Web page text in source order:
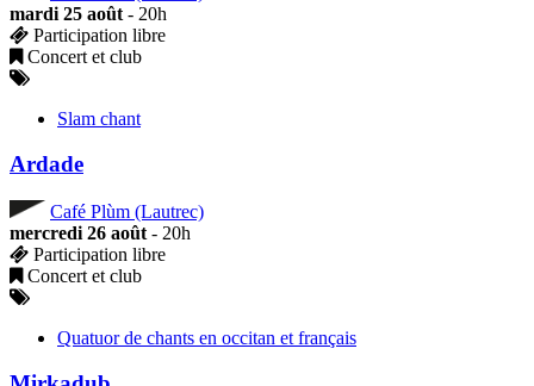
mardi 25 août - 20h
Participation libre
Concert et club
Slam chant
Ardade
Café Plùm (Lautrec)
mercredi 26 août - 20h
Participation libre
Concert et club
Quatuor de chants en occitan et français